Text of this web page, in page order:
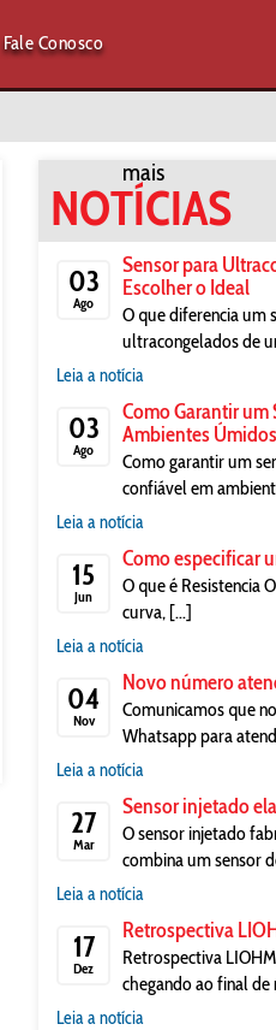
Fale Conosco
mais
NOTÍCIAS
03
Ago
Sensor para
Escolher o Ideal
O que diferencia um
ultracongelados de
Leia a notícia
03
Ago
Como Garantir
Ambientes Úmidos
Como garantir um
confiável em
Leia a notícia
15
Jun
Como especificar
O que é Resistencia
curva, [...]
Leia a notícia
04
Nov
Novo número
Comunicamos que
Whatsapp para
Leia a notícia
27
Mar
Sensor injetado
O sensor injetado
combina um sensor
Leia a notícia
17
Dez
Retrospectiva
Retrospectiva
chegando ao final de
Leia a notícia